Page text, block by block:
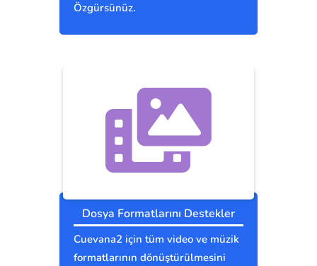
Özgürsünüz.
Dosya Formatlarını Destekler
Cuevana2 için tüm video ve müzik
formatlarının dönüştürülmesini